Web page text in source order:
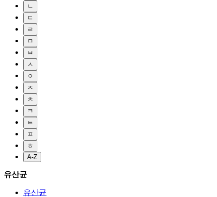
ㄴ
ㄷ
ㄹ
ㅁ
ㅂ
ㅅ
ㅇ
ㅈ
ㅊ
ㅋ
ㅌ
ㅍ
ㅎ
A-Z
유산균
유산균